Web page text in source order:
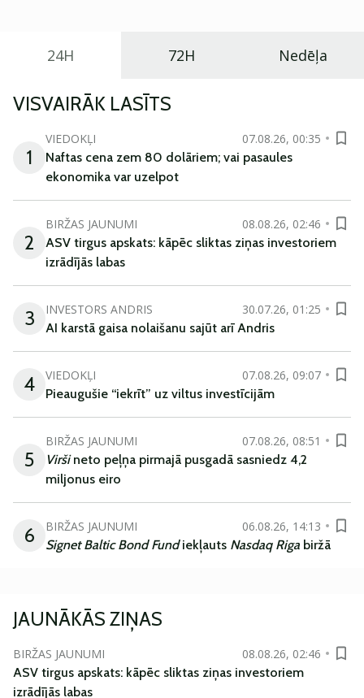
24H 72H Nedēļa
VISVAIRĀK LASĪTS
1
VIEDOKĻI
07.08.26, 00:35
Naftas cena zem 80 dolāriem; vai pasaules
ekonomika var uzelpot
2
BIRŽAS JAUNUMI
08.08.26, 02:46
ASV tirgus apskats: kāpēc sliktas ziņas investoriem
izrādījās labas
3 INVESTORS ANDRIS
30.07.26, 01:25
AI karstā gaisa nolaišanu sajūt arī Andris
4 VIEDOKĻI
07.08.26, 09:07
Pieaugušie “iekrīt” uz viltus investīcijām
5
BIRŽAS JAUNUMI
07.08.26, 08:51
Viršineto peļņa pirmajā pusgadā sasniedz 4,2
miljonus eiro
6 BIRŽAS JAUNUMI
06.08.26, 14:13
Signet Baltic Bond Fundiekļauts Nasdaq Riga biržā
JAUNĀKĀS ZIŅAS
BIRŽAS JAUNUMI
08.08.26, 02:46
ASV tirgus apskats: kāpēc sliktas ziņas investoriem
izrādījās labas